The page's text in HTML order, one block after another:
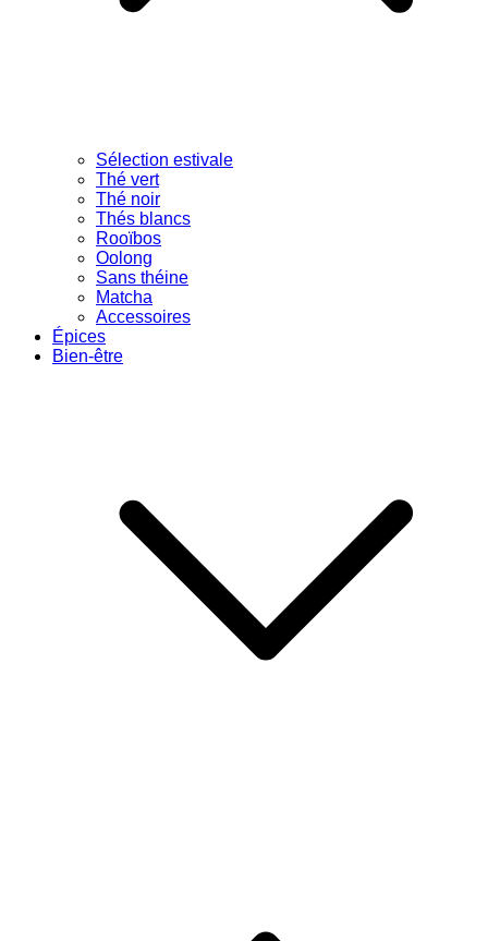
Sélection estivale
Thé vert
Thé noir
Thés blancs
Rooïbos
Oolong
Sans théine
Matcha
Accessoires
Épices
Bien-être